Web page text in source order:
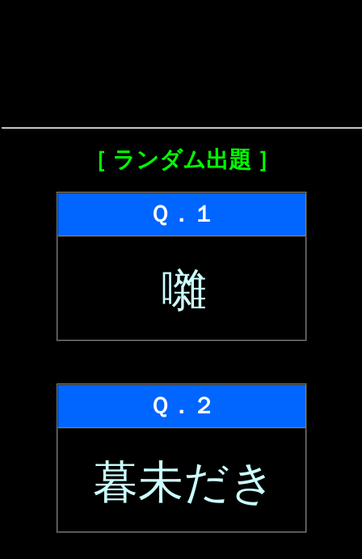
［ ランダム出題 ］
Ｑ．１
囃
Ｑ．２
暮未だき